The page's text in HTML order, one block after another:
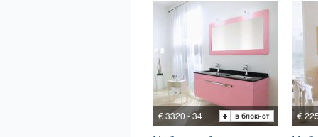
€ 3320 - 34 €